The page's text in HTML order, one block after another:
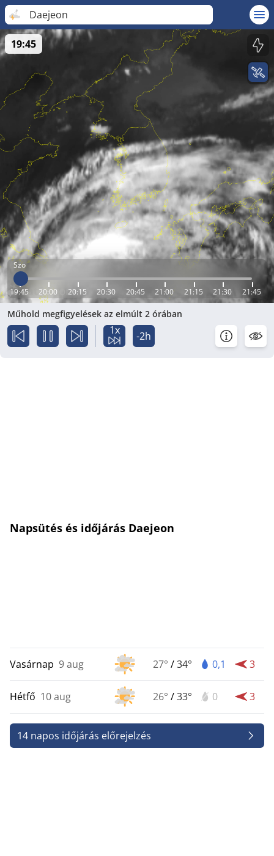
Daejeon
Szo
19:45 20:00 20:15 20:30 20:45 21:00 21:15 21:30 21:45
19:45
Műhold megfigyelések az elmúlt 2 órában
1x -2h
Napsütés és időjárás Daejeon
Vasárnap 9 aug 27° /34° 0,1 3
Hétfő 10 aug 26° /33° 0 3
14 napos időjárás előrejelzés